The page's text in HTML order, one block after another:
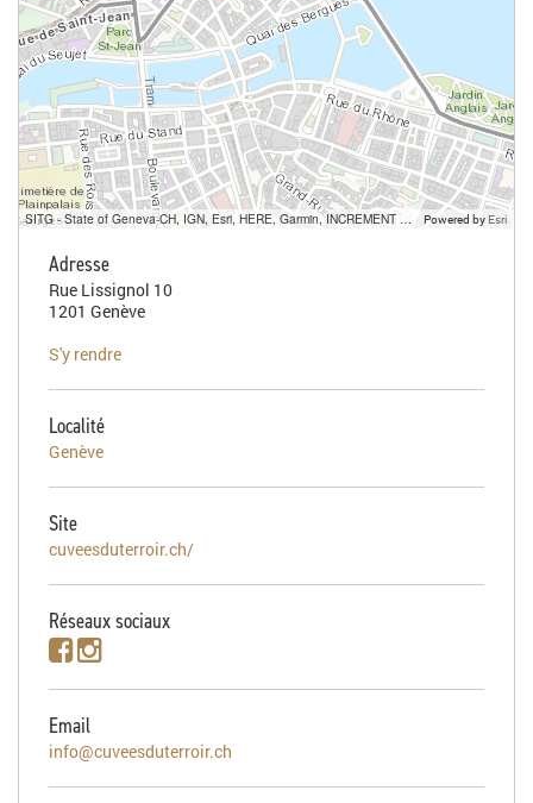
SITG - State of Geneva-CH, IGN, Esri, HERE, Garmin, INCREMENT P, USGS, METI/NASA Powered by Esri
Adresse
Rue Lissignol 10
1201 Genève
S'y rendre
Localité
Genève
Site
cuveesduterroir.ch/
Réseaux sociaux
Email
info@cuveesduterroir.ch